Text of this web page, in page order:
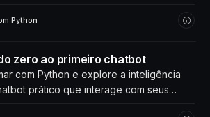
Python
zero ao primeiro chatbot
com Python e explore a inteligência
prático que interage com seus